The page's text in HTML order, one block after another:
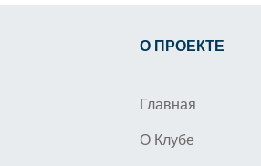
О ПРОЕКТЕ
Главная
О Клубе